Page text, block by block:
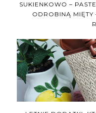
SUKIENKOWO –
ODROBINĄ MIĘTY